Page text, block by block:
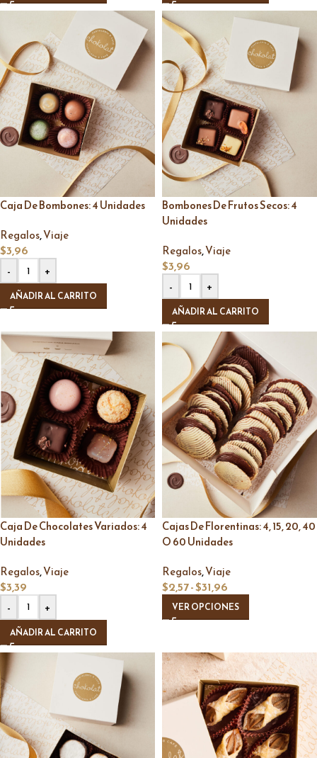
Caja De Bombones: 4 Unidades
Regalos,Viaje
$3,96
-
+
AÑADIR AL CARRITO
Bombones De Frutos Secos: 4
Unidades
Regalos,Viaje
$3,96
-
+
AÑADIR AL CARRITO
Caja De Chocolates Variados: 4
Unidades
Regalos,Viaje
$3,39
-
+
AÑADIR AL CARRITO
Cajas De Florentinas: 4, 15, 20, 40
O 60 Unidades
Regalos,Viaje
$2,57-$31,96
VER OPCIONES